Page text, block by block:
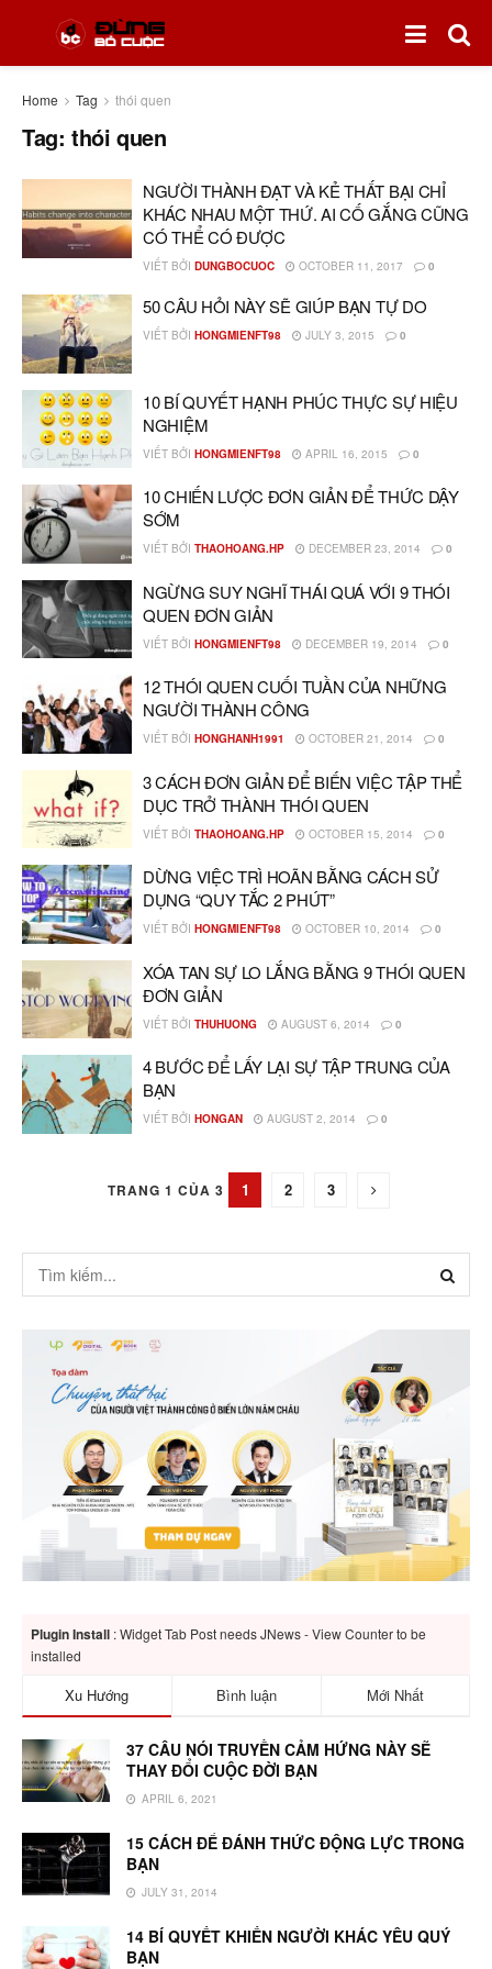
Home Tag thói quen
Tag: thói quen
NGƯỜI THÀNH ĐẠT VÀ KẺ THẤT BẠI CHỈ
KHÁC NHAU MỘT THỨ. AI CỐ GẮNG CŨNG
CÓ THỂ CÓ ĐƯỢC
VIẾT BỞI DUNGBOCUOC OCTOBER 11, 2017 0
50 CÂU HỎI NÀY SẼ GIÚP BẠN TỰ DO
VIẾT BỞI HONGMIENFT98 JULY 3, 2015 0
10 BÍ QUYẾT HẠNH PHÚC THỰC SỰ HIỆU
NGHIỆM
VIẾT BỞI HONGMIENFT98 APRIL 16, 2015 0
10 CHIẾN LƯỢC ĐƠN GIẢN ĐỂ THỨC DẬY
SỚM
VIẾT BỞI THAOHOANG.HP DECEMBER 23, 2014 0
NGỪNG SUY NGHĨ THÁI QUÁ VỚI 9 THÓI
QUEN ĐƠN GIẢN
VIẾT BỞI HONGMIENFT98 DECEMBER 19, 2014 0
12 THÓI QUEN CUỐI TUẦN CỦA NHỮNG
NGƯỜI THÀNH CÔNG
VIẾT BỞI HONGHANH1991 OCTOBER 21, 2014 0
3 CÁCH ĐƠN GIẢN ĐỂ BIẾN VIỆC TẬP THỂ
DỤC TRỞ THÀNH THÓI QUEN
VIẾT BỞI THAOHOANG.HP OCTOBER 15, 2014 0
DỪNG VIỆC TRÌ HOÃN BẰNG CÁCH SỬ
DỤNG “QUY TẮC 2 PHÚT”
VIẾT BỞI HONGMIENFT98 OCTOBER 10, 2014 0
XÓA TAN SỰ LO LẮNG BẰNG 9 THÓI QUEN
ĐƠN GIẢN
VIẾT BỞI THUHUONG AUGUST 6, 2014 0
4 BƯỚC ĐỂ LẤY LẠI SỰ TẬP TRUNG CỦA
BẠN
VIẾT BỞI HONGAN AUGUST 2, 2014 0
TRANG 1 CỦA 3 1 2 3
Plugin Install : Widget Tab Post needs JNews - View Counter to be
installed
Xu Hướng Bình luận Mới Nhất
37 CÂU NÓI TRUYỀN CẢM HỨNG NÀY SẼ
THAY ĐỔI CUỘC ĐỜI BẠN
APRIL 6, 2021
15 CÁCH ĐỂ ĐÁNH THỨC ĐỘNG LỰC TRONG
BẠN
JULY 31, 2014
14 BÍ QUYẾT KHIẾN NGƯỜI KHÁC YÊU QUÝ
BẠN